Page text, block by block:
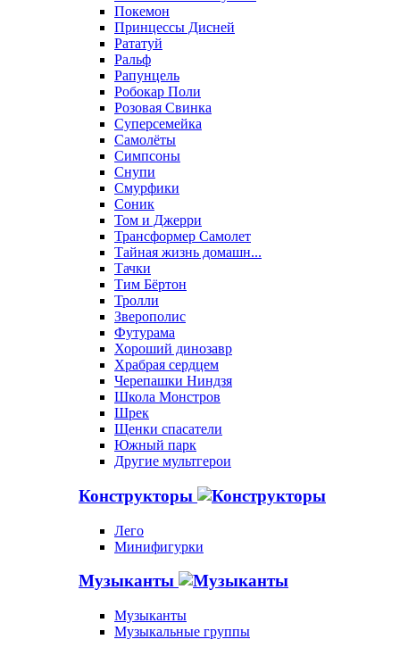
Покемон
Принцессы Дисней
Рататуй
Ральф
Рапунцель
Робокар Поли
Розовая Свинка
Суперсемейка
Самолёты
Симпсоны
Снупи
Смурфики
Соник
Том и Джерри
Трансформер Самолет
Тайная жизнь домашн...
Тачки
Тим Бёртон
Тролли
Зверополис
Футурама
Хороший динозавр
Храбрая сердцем
Черепашки Ниндзя
Школа Монстров
Шрек
Щенки спасатели
Южный парк
Другие мультгерои
Конструкторы
Лего
Минифигурки
Музыканты
Музыканты
Музыкальные группы